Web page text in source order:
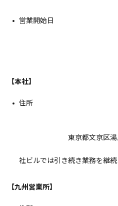
営業
2024年9
【本社】
〒
東京都文京
※
社ビルでは引き続き業務を継続
【九州営業所】